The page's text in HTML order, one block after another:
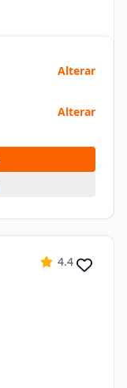
Alterar
Alterar
4.4